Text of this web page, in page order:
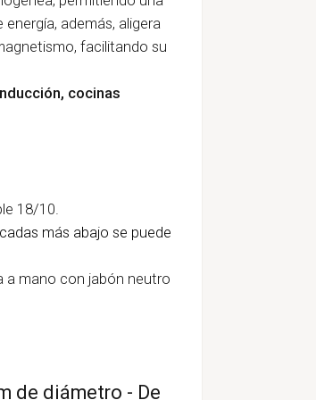
además, aligera
facilitando su
cocinas
18/10.
más abajo se puede
a mano con jabón neutro
de diámetro - De